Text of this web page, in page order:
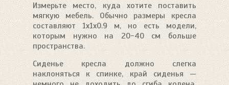
Измерьте место, куда хотите поставить
мягкую мебель. Обычно размеры кресла
составляют 1х1х0.9 м, но есть модели,
которым нужно на 20-40 см больше
пространства.
Сиденье кресла должно слегка
наклоняться к спинке, край сиденья —